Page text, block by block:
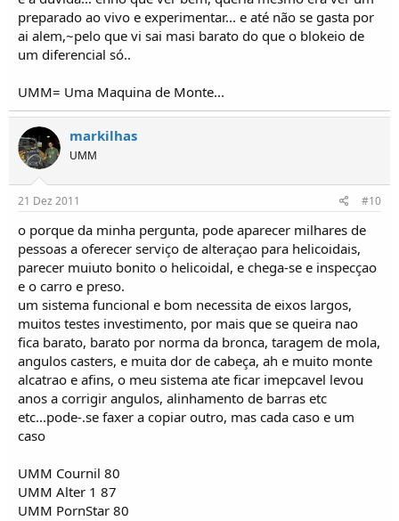
preparado ao vivo e experimentar... e até não se gasta por
ai alem,~pelo que vi sai masi barato do que o blokeio de
um diferencial só..
UMM= Uma Maquina de Monte...
markilhas
UMM
21 Dez 2011 #10
o porque da minha pergunta, pode aparecer milhares de
pessoas a oferecer serviço de alteraçao para helicoidais,
parecer muiuto bonito o helicoidal, e chega-se e inspecçao
e o carro e preso.
um sistema funcional e bom necessita de eixos largos,
muitos testes investimento, por mais que se queira nao
fica barato, barato por norma da bronca, taragem de mola,
angulos casters, e muita dor de cabeça, ah e muito monte
alcatrao e afins, o meu sistema ate ficar imepcavel levou
anos a corrigir angulos, alinhamento de barras etc
etc...pode-.se faxer a copiar outro, mas cada caso e um
caso
UMM Cournil 80
UMM Alter 1 87
UMM PornStar 80